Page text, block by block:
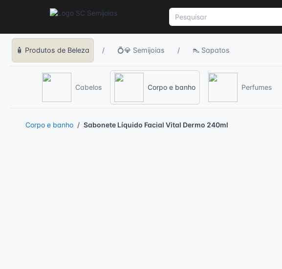
🧴 Produtos de Beleza / 💍💎 Semijoias / 👠 Sapatos
Cabelos Corpo e banho Perfumes
Corpo e banho Sabonete Líquido Facial Vital Dermo 240ml